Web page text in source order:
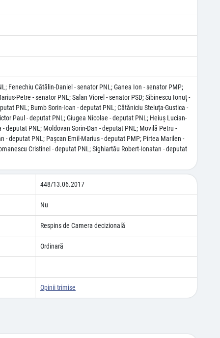
Fenechiu Cătălin-Daniel - senator PNL; Ganea Ion - senator PMP;
Petre - senator PNL; Salan Viorel - senator PSD; Sibinescu Ionuț -
PNL; Bumb Sorin-Ioan - deputat PNL; Cătăniciu Steluţa-Gustica -
Paul - deputat PNL; Giugea Nicolae - deputat PNL; Heiuş Lucian-
deputat PNL; Moldovan Sorin-Dan - deputat PNL; Movilă Petru -
- deputat PNL; Paşcan Emil-Marius - deputat PMP; Pirtea Marilen -
Cristinel - deputat PNL; Sighiartău Robert-Ionatan - deputat
448/13.06.2017
Nu
Respins de Camera decizională
Ordinară
Opinii trimise